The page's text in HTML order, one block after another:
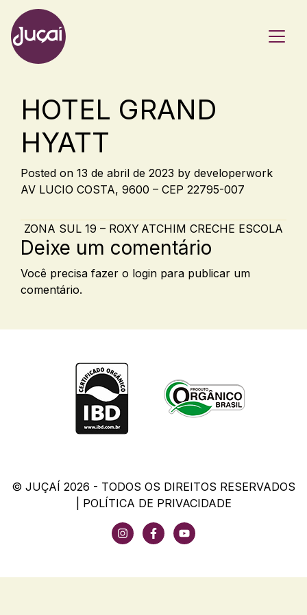
Main Navigation
HOTEL GRAND
HYATT
Posted on 13 de abril de 2023 by developerwork
AV LUCIO COSTA, 9600 – CEP 22795-007
Post navigation
ZONA SUL 19 – ROXY ATCHIM CRECHE ESCOLA
Deixe um comentário
Você precisa fazer o login para publicar um
comentário.
© JUÇAÍ 2026 - TODOS OS DIREITOS RESERVADOS
POLÍTICA DE PRIVACIDADE